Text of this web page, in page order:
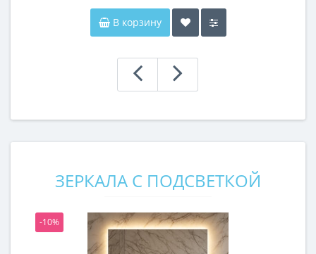
В корзину
ЗЕРКАЛА С ПОДСВЕТКОЙ
-10%